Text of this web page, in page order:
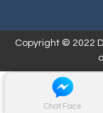
Chat Face
Copyright © 2022